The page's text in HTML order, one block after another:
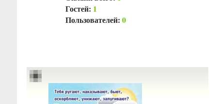
Гостей: 1
Пользователей: 0